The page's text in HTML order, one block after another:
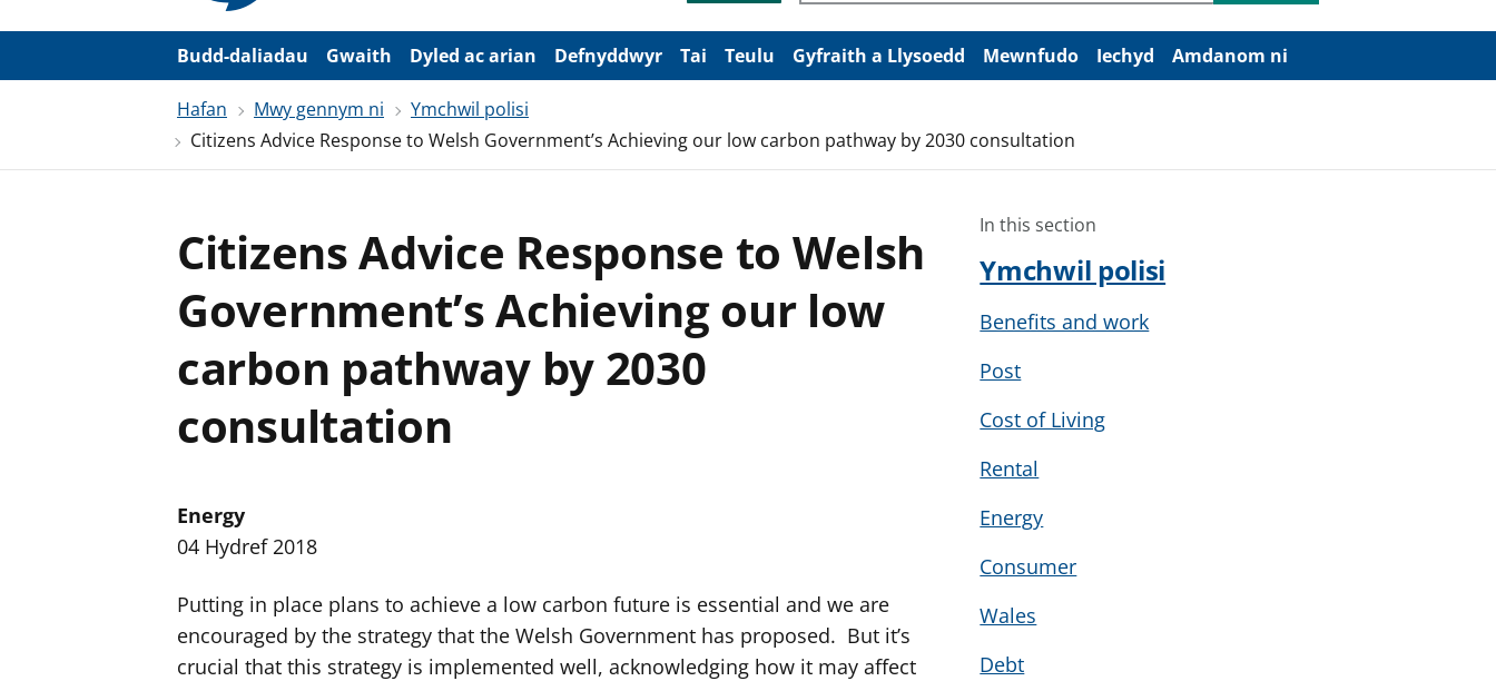
i
g
Budd-daliadau Gwaith Dyled ac arian Defnyddwyr Tai Teulu Gyfraith a Llysoedd Mewnfudo Iechyd Amdanom ni
Hafan Mwy gennym ni
Ymchwil polisi
Citizens Advice Response to Welsh Government’s Achieving our low carbon pathway by 2030 consultation
Citizens Advice Response to Welsh
Government’s Achieving our low
carbon pathway by 2030
consultation
Energy
04 Hydref 2018
Putting in place plans to achieve a low carbon future is essential and we are
encouraged by the strategy that the Welsh Government has proposed. But it’s
crucial that this strategy is implemented well, acknowledging how it may affect
In this section
Ymchwil polisi
Benefits and work
Post
Cost of Living
Rental
Energy
Consumer
Wales
Debt